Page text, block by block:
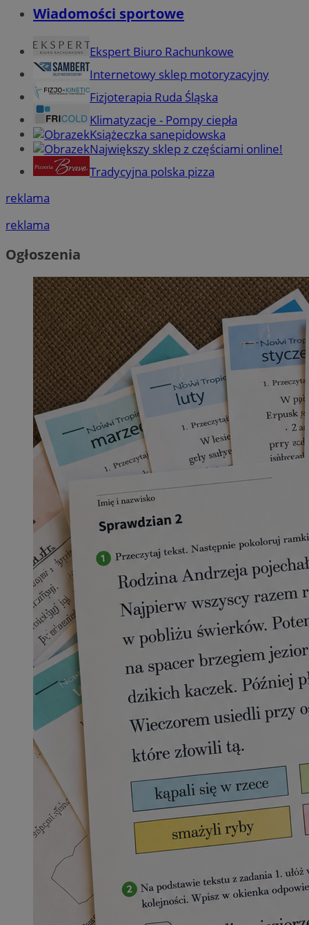
Wiadomości sportowe
Ekspert Biuro Rachunkowe
Internetowy sklep motoryzacyjny
Fizjoterapia Ruda Śląska
Klimatyzacje - Pompy ciepła
Książeczka sanepidowska
Największy sklep z częściami online!
Tradycyjna polska pizza
reklama
reklama
Ogłoszenia